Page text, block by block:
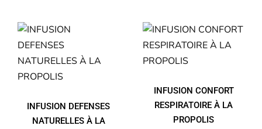
INFUSION
DEFENSES
NATURELLES À
LA PROPOLIS
INFUSION DEFENSES
NATURELLES À LA
CONFORT
RESPIRATOIRE
À LA
PROPOLIS
INFUSION CONFORT
RESPIRATOIRE À LA
PROPOLIS